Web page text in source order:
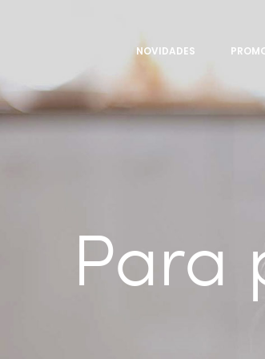
NOVIDADES
Para